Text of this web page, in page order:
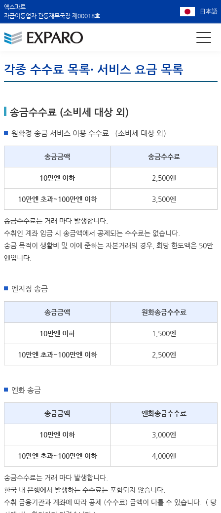
엑스파로
자금이동업자 관동재무국장 제00018호
日本語
각종 수수료 목록・ 서비스 요금 목록
송금수수료 (소비세 대상 외)
원확정 송금 서비스 이용 수수료 （소비세 대상 외）
송금금액 송금수수료
10만엔 이하 2,500엔
10만엔 초과~100만엔 이하 3,500엔
송금수수료는 거래 마다 발생합니다.
수취인 계좌 입금 시 송금액에서 공제되는 수수료는 없습니다.
송금 목적이 생활비 및 이에 준하는 자본거래의 경우, 회당 한도액은 50만
엔입니다.
엔지정 송금
송금금액 원화송금수수료
10만엔 이하 1,500엔
10만엔 초과~100만엔 이하 2,500엔
엔화 송금
송금금액 엔화송금수수료
10만엔 이하 3,000엔
10만엔 초과~100만엔 이하 4,000엔
송금수수료는 거래 마다 발생합니다.
한국 내 은행에서 발생하는 수수료는 포함되지 않습니다.
수취 금융기관과 계좌에 따라 공제 (수수료) 금액이 다를 수 있습니다.（ 당